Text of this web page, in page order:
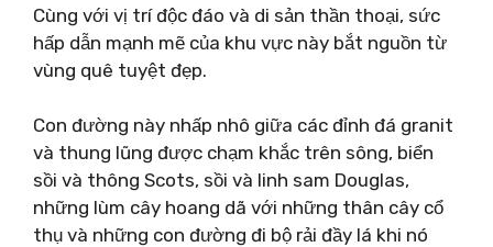
Cùng với vị trí độc đáo và di sản thần thoại, sức
hấp dẫn mạnh mẽ của khu vực này bắt nguồn từ
vùng quê tuyệt đẹp.
Con đường này nhấp nhô giữa các đỉnh đá granit
và thung lũng được chạm khắc trên sông, biển
sồi và thông Scots, sồi và linh sam Douglas,
những lùm cây hoang dã với những thân cây cổ
thụ và những con đường đi bộ rải đầy lá khi nó